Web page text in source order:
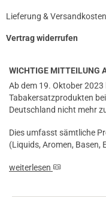
Lieferung & Versandkosten
Vertrag widerrufen
WICHTIGE MITTEILUNG
Ab dem 19. Oktober
Tabakersatzprodukten
Deutschland nicht mehr
Dies umfasst sämtliche
(Liquids, Aromen, Basen,
weiterlesen